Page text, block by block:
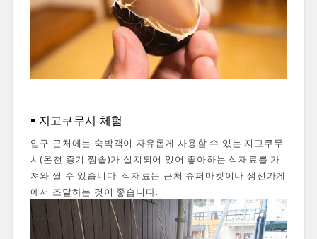
지고쿠무시 체험
입구 근처에는 숙박객이 자유롭게 사용할 수 있는 지고쿠무
시(온천 증기 찜솥)가 설치되어 있어 좋아하는 식재료를 가
져와 찔 수 있습니다. 식재료는 근처 슈퍼마켓이나 생선가게
에서 조달하는 것이 좋습니다.